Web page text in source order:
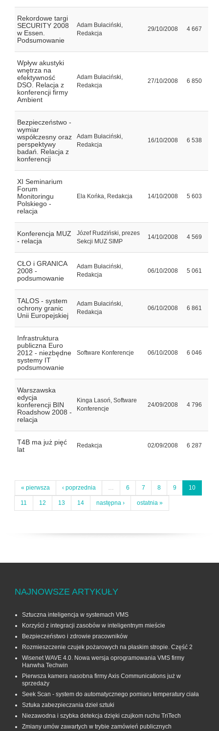
Rekordowe targi
SECURITY 2008
w Essen.
Podsumowanie
Adam Bułaciński,
Redakcja
29/10/2008 4 667
Wpływ akustyki
wnętrza na
efektywność
DSO. Relacja z
konferencji firmy
Ambient
Adam Bułaciński,
Redakcja
27/10/2008 6 850
Bezpieczeństwo -
wymiar
współczesny oraz
perspektywy
badań. Relacja z
konferencji
Adam Bułaciński,
Redakcja
16/10/2008 6 538
XI Seminarium
Forum
Monitoringu
Polskiego -
relacja
Ela Końka, Redakcja 14/10/2008 5 603
Konferencja MUZ
- relacja
Józef Rudziński, prezes
Sekcji MUZ SIMP
14/10/2008 4 569
CŁO i GRANICA
2008 -
podsumowanie
Adam Bułaciński,
Redakcja
06/10/2008 5 061
TALOS - system
ochrony granic
Unii Europejskiej
Adam Bułaciński,
Redakcja
06/10/2008 6 861
Infrastruktura
publiczna Euro
2012 - niezbędne
systemy IT
podsumowanie
Software Konferencje 06/10/2008 6 046
Warszawska
edycja
konferencji BIN
Roadshow 2008 -
relacja
Kinga Lasoń, Software
Konferencje
24/09/2008 4 796
T4B ma już pięć
lat
Redakcja 02/09/2008 6 287
« pierwsza ‹ poprzednia … 6 7 8 9 10
11 12 13 14 następna › ostatnia »
NAJNOWSZE ARTYKUŁY
Sztuczna inteligencja w systemach VMS
Korzyści z integracji zasobów w inteligentnym mieście
Bezpieczeństwo i zdrowie pracowników
Rozmieszczenie czujek pożarowych na płaskim stropie. Część 2
Wisenet WAVE 4.0. Nowa wersja oprogramowania VMS firmy
Hanwha Techwin
Pierwsza kamera nasobna firmy Axis Communications już w
sprzedaży
Seek Scan - system do automatycznego pomiaru temperatury ciała
Sztuka zabezpieczania dzieł sztuki
Niezawodna i szybka detekcja dzięki czujkom ruchu TriTech
Zmiany umów zawartych w trybie zamówień publicznych